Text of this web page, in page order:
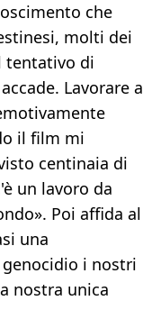
che
molti dei
tentativo di
Lavorare a
il film mi
centinaia di
un lavoro da
Poi affida al
una
i nostri
nostra unica